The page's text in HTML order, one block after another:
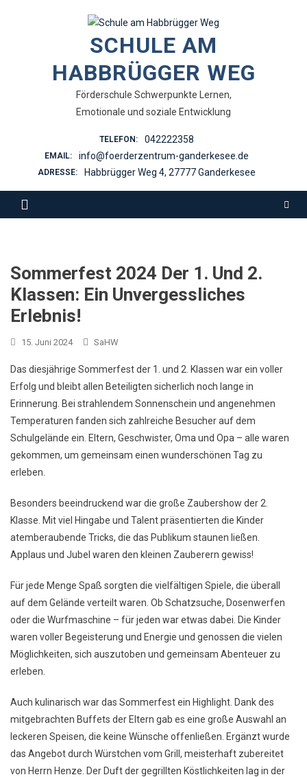
SCHULE AM
HABBRÜGGER WEG
Förderschule Schwerpunkte Lernen,
Emotionale und soziale Entwicklung
TELEFON: 042222358
EMAIL: info@foerderzentrum-ganderkesee.de
ADRESSE: Habbrügger Weg 4, 27777 Ganderkesee
Sommerfest 2024 Der 1. Und 2.
Klassen: Ein Unvergessliches
Erlebnis!
15. Juni 2024 SaHW
Das diesjährige Sommerfest der 1. und 2. Klassen war ein voller
Erfolg und bleibt allen Beteiligten sicherlich noch lange in
Erinnerung. Bei strahlendem Sonnenschein und angenehmen
Temperaturen fanden sich zahlreiche Besucher auf dem
Schulgelände ein. Eltern, Geschwister, Oma und Opa – alle waren
gekommen, um gemeinsam einen wunderschönen Tag zu
erleben.
Besonders beeindruckend war die große Zaubershow der 2.
Klasse. Mit viel Hingabe und Talent präsentierten die Kinder
atemberaubende Tricks, die das Publikum staunen ließen.
Applaus und Jubel waren den kleinen Zauberern gewiss!
Für jede Menge Spaß sorgten die vielfältigen Spiele, die überall
auf dem Gelände verteilt waren. Ob Schatzsuche, Dosenwerfen
oder die Wurfmaschine – für jeden war etwas dabei. Die Kinder
waren voller Begeisterung und Energie und genossen die vielen
Möglichkeiten, sich auszutoben und gemeinsam Abenteuer zu
erleben.
Auch kulinarisch war das Sommerfest ein Highlight. Dank des
mitgebrachten Buffets der Eltern gab es eine große Auswahl an
leckeren Speisen, die keine Wünsche offenließen. Ergänzt wurde
das Angebot durch Würstchen vom Grill, meisterhaft zubereitet
von Herrn Henze. Der Duft der gegrillten Köstlichkeiten lag in der